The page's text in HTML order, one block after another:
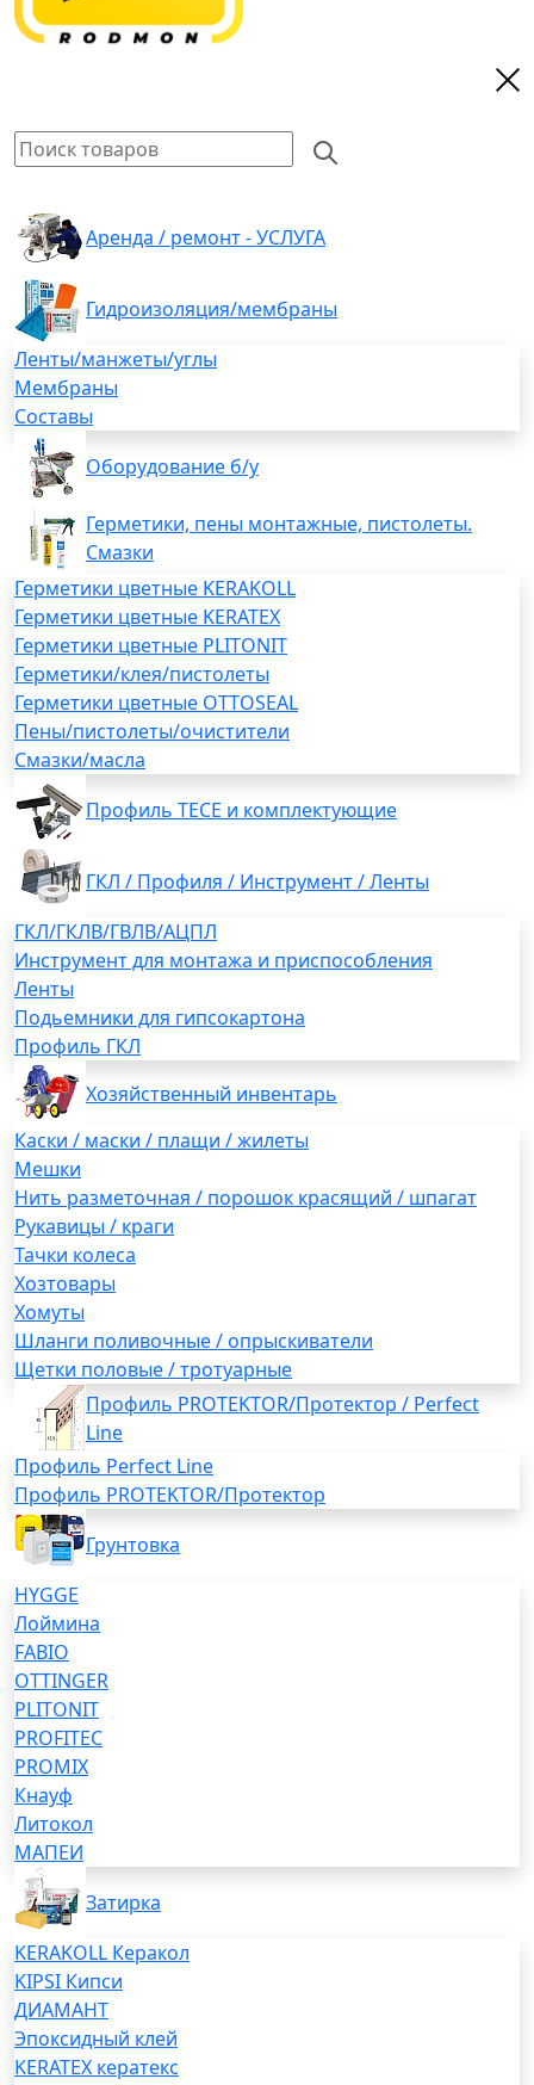
Аренда / ремонт - УСЛУГА
Гидроизоляция/мембраны
Ленты/манжеты/углы
Мембраны
Составы
Оборудование б/у
Герметики, пены монтажные, пистолеты.
Смазки
Герметики цветные KERAKOLL
Герметики цветные KERATEX
Герметики цветные PLITONIT
Герметики/клея/пистолеты
Герметики цветные OTTOSEAL
Пены/пистолеты/очистители
Смазки/масла
Профиль TECE и комплектующие
ГКЛ / Профиля / Инструмент / Ленты
ГКЛ/ГКЛВ/ГВЛВ/АЦПЛ
Инструмент для монтажа и приспособления
Ленты
Подьемники для гипсокартона
Профиль ГКЛ
Хозяйственный инвентарь
Каски / маски / плащи / жилеты
Мешки
Нить разметочная / порошок красящий / шпагат
Рукавицы / краги
Тачки колеса
Хозтовары
Хомуты
Шланги поливочные / опрыскиватели
Щетки половые / тротуарные
Профиль PROTEKTOR/Протектор / Perfect
Line
Профиль Perfect Line
Профиль PROTEKTOR/Протектор
Грунтовка
HYGGE
Лоймина
FABIO
OTTINGER
PLITONIT
PROFITEC
PROMIX
Кнауф
Литокол
МАПЕИ
Затирка
KERAKOLL Керакол
KIPSI Кипси
ДИАМАНТ
Эпоксидный клей
KERATEX кератекс